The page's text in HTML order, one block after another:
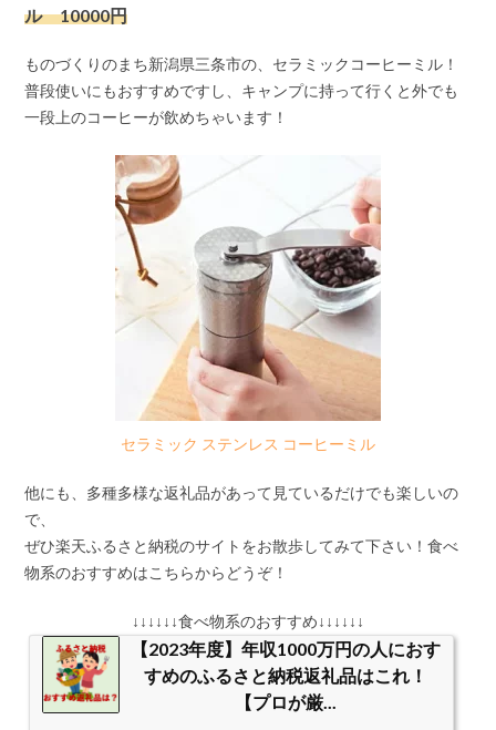
ル 10000円
ものづくりのまち新潟県三条市の、セラミックコーヒーミル！
普段使いにもおすすめですし、キャンプに持って行くと外でも
一段上のコーヒーが飲めちゃいます！
セラミック ステンレス コーヒーミル
他にも、多種多様な返礼品があって見ているだけでも楽しいの
で、
ぜひ楽天ふるさと納税のサイトをお散歩してみて下さい！食べ
物系のおすすめはこちらからどうぞ！
↓↓↓↓↓↓食べ物系のおすすめ↓↓↓↓↓↓
【2023年度】年収1000万円の人におす
すめのふるさと納税返礼品はこれ！
【プロが厳...